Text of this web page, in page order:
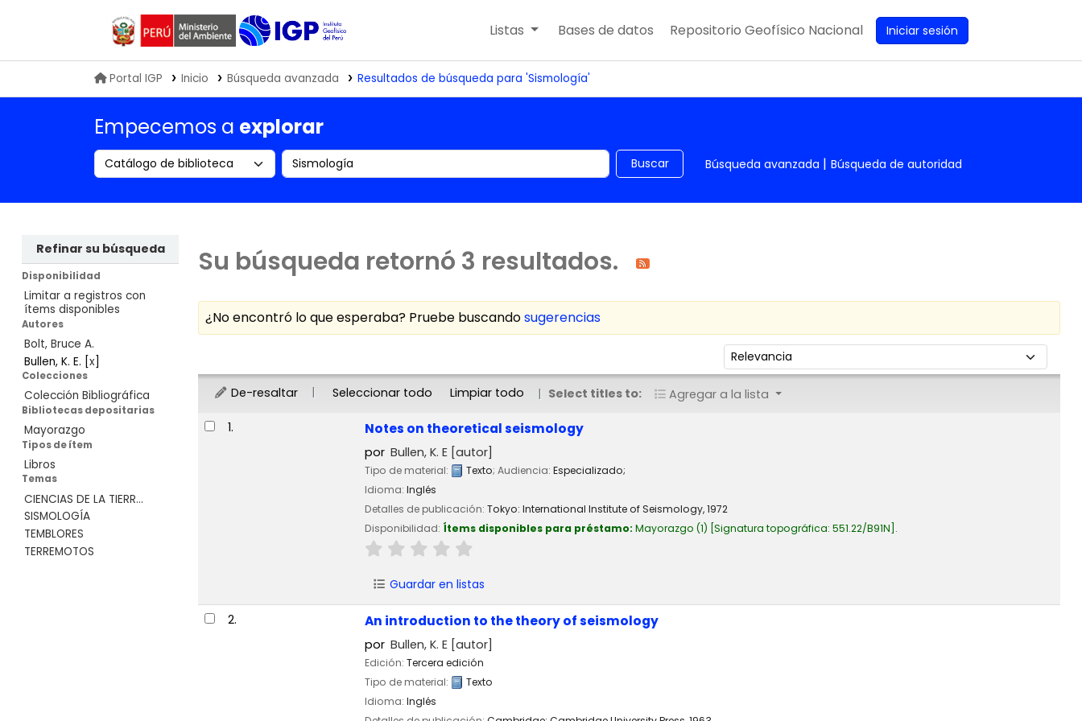
Biblioteca IGP
Listas Bases de datos Repositorio Geofísico Nacional Iniciar sesión
Portal IGP Inicio Búsqueda avanzada Resultados de búsqueda para 'Sismología'
Empecemos a explorar
Search the catalog by: Buscar en el catálogo por palabra clave Buscar Búsqueda avanzada Búsqueda de autoridad
Refinar su búsqueda
Disponibilidad
Limitar a registros con
ítems disponibles
Autores
Bolt, Bruce A.
Bullen, K. E. [x]
Colecciones
Colección Bibliográfica
Bibliotecas depositarias
Mayorazgo
Tipos de ítem
Libros
Temas
CIENCIAS DE LA TIERR...
SISMOLOGÍA
TEMBLORES
TERREMOTOS
Su búsqueda retornó 3 resultados.
¿No encontró lo que esperaba? Pruebe buscandosugerencias
Ordenar por:
De-resaltar Seleccionar todo Limpiar todo Select titles to: Agregar a la lista
Resultados
1. Notes on theoretical seismology
por Bullen, K. E [autor]
Tipo de material: Texto; Audiencia: Especializado;
Idioma: Inglés
Detalles de publicación: Tokyo: International Institute of Seismology,1972
Disponibilidad: Ítems disponibles para préstamo: Mayorazgo (1) Signatura topográfica: 551.22/B91N .
Guardar en listas
2. An introduction to the theory of seismology
por Bullen, K. E [autor]
Edición: Tercera edición
Tipo de material:
Texto
Idioma: Inglés